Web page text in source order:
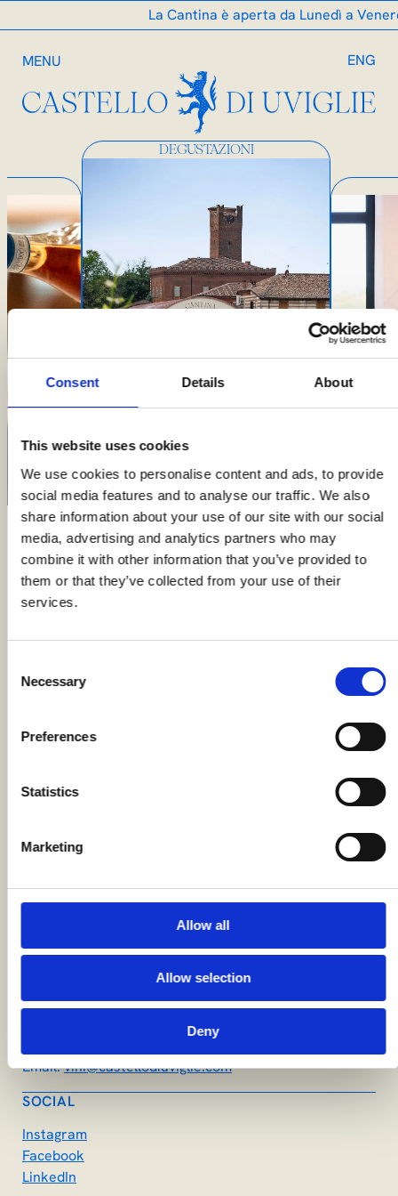
Consent Details About
This website uses cookies
We use cookies to personalise content and ads, to provide
social media features and to analyse our traffic. We also
share information about your use of our site with our social
media, advertising and analytics partners who may
combine it with other information that you’ve provided to
them or that they’ve collected from your use of their
services.
Selection
Necessary
Preferences
Statistics
Marketing
Allow all
Allow selection
Deny
La Cantina è aperta da Lunedì a
MENU ENG
DEGUSTAZIONI
Cantina Castello di Uviglie, dove storicità e
innovazione si incontrano per creare un racconto di
rinascita e riscoperta in Monferrato. Scopri i nostri
vini, vivi esperienze uniche con le nostre degustazioni
Rimani aggiornato con le ultime notizie ed eventi.
Registrati alla nostra newsletter!
Società Agricola Castello di Uviglie SRL
15030 Rosignano Monferrato AL
(+39) 0142 488132
(+39) 337 1250397
Email:vini@castellodiuviglie.com
SOCIAL
Instagram
Facebook
LinkedIn